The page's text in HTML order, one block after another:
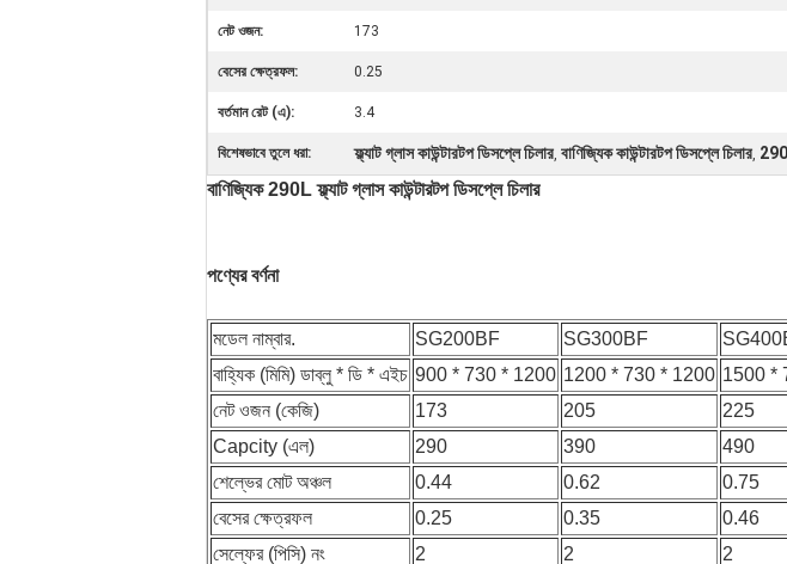
নেট ওজন: 173
বেসের ক্ষেত্রফল: 0.25
বর্তমান রেট (এ): 3.4
বিশেষভাবে তুলে ধরা: ফ্ল্যাট গ্লাস কাউন্টারটপ ডিসপ্লে চিলার, বাণিজ্যিক কাউন্টারটপ ডিসপ্লে চিলার,
বাণিজ্যিক 290L ফ্ল্যাট গ্লাস কাউন্টারটপ ডিসপ্লে চিলার
পণ্যের বর্ণনা
মডেল নাম্বার. SG200BF SG300BF
বাহ্যিক (মিমি) ডাব্লু * ডি * এইচ 900 * 730 * 1200 1200 * 730 * 1200 1500 *
নেট ওজন (কেজি)
173 205 225
Capcity (এল)
290 390 490
শেল্ভের মোট অঞ্চল
0.44 0.62 0.75
বেসের ক্ষেত্রফল
0.25 0.35 0.46
সেল্ফের (পিসি) নং
2 2 2